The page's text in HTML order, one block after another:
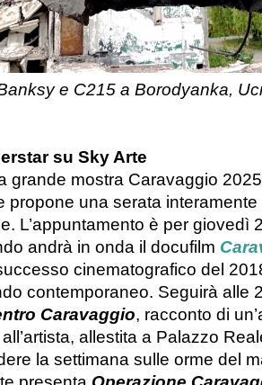
e C215 a Borodyanka,
su Sky Arte
grande mostra Caravaggio
propone una serata
L’appuntamento è per giovedì
andrà in onda il docufilm
cinematografico del
contemporaneo. Seguirà alle
Caravaggio, racconto di
allestita a Palazzo
la settimana sulle orme del